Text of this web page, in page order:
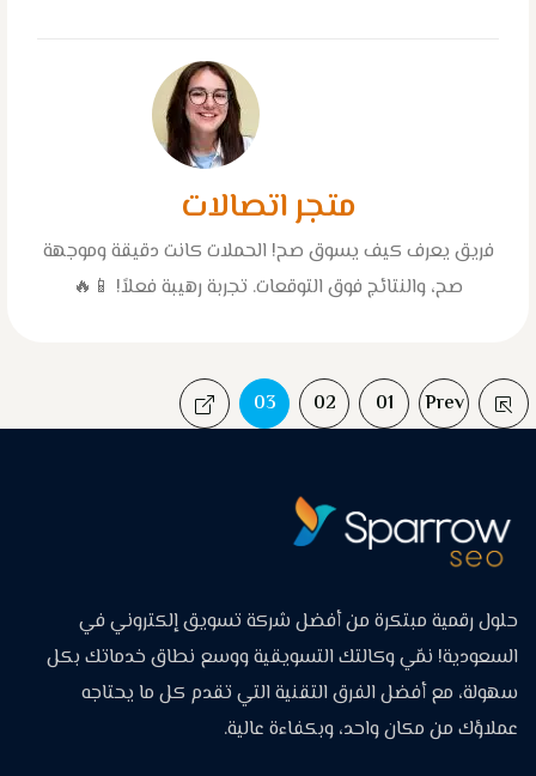
متجر اتصالات
فريق يعرف كيف يسوق صح! الحملات كانت دقيقة وموجهة
صح، والنتائج فوق التوقعات. تجربة رهيبة فعلاً! 📱🔥
Prev
01
02
03
حلول رقمية مبتكرة من أفضل شركة تسويق إلكتروني في
السعودية! نمّي وكالتك التسويقية ووسع نطاق خدماتك بكل
سهولة، مع أفضل الفرق التقنية التي تقدم كل ما يحتاجه
عملاؤك من مكان واحد، وبكفاءة عالية.